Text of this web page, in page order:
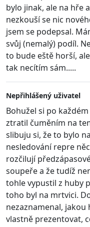
bylo jinak, ale na hře
nezkouší se nic
jsem se podepsal.
svůj (nemalý) podíl.
to bude eště horší,
tak necítím sám.....
Nepřihlášený uživatel
Bohužel si po
ztratil čuměním na
slibuju si, že to bylo
nesledování repre
rozčilují
soupeře a že tudíž
tohle vypustil z huby
toho byl na mrtvici.
nezaznamenal,
vlastně prezentovat,